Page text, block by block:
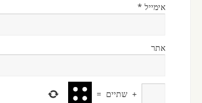
אימייל *
אתר
+ שתיים =